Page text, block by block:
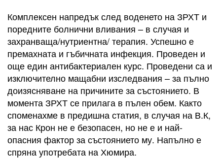
Комплексен напредък след воденето на ЗРХТ и
поредните болнични вливания – в случая и
захранваща/нутриентна/ терапия. Успешно е
премахната и гъбичната инфекция. Проведен и
още един антибактериален курс. Проведени са и
изключително мащабни изследвания – за пълно
доизясняване на причините за състоянието. В
момента ЗРХТ се прилага в пълен обем. Както
споменахме в предишна статия, в случая на В.К,
за нас Крон не е безопасен, но не е и най-
опасния фактор за състоянието му. Напълно е
спряна употребата на Хюмира.